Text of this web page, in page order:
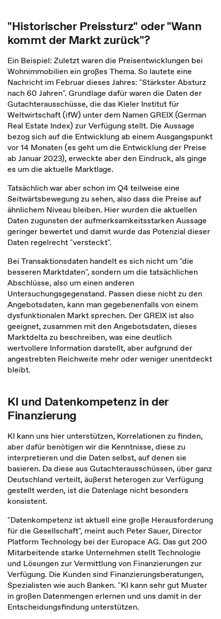
"Historischer Preissturz" oder "Wann
kommt der Markt zurück"?
Ein Beispiel: Zuletzt waren die Preisentwicklungen bei
Wohnimmobilien ein großes Thema. So lautete eine
Nachricht im Februar dieses Jahres: "Stärkster Absturz
nach 60 Jahren". Grundlage dafür waren die Daten der
Gutachterausschüsse, die das Kieler Institut für
Weltwirtschaft (ifW) unter dem Namen GREIX (German
Real Estate Index) zur Verfügung stellt. Die Aussage
bezog sich auf die Entwicklung ab einem Ausgangspunkt
vor 14 Monaten (es geht um die Entwicklung der Preise
ab Januar 2023), erweckte aber den Eindruck, als ginge
es um die aktuelle Marktlage.
Tatsächlich war aber schon im Q4 teilweise eine
Seitwärtsbewegung zu sehen, also dass die Preise auf
ähnlichem Niveau bleiben. Hier wurden die aktuellen
Daten zugunsten der aufmerksamkeitsstarken Aussage
geringer bewertet und damit wurde das Potenzial dieser
Daten regelrecht "versteckt".
Bei Transaktionsdaten handelt es sich nicht um "die
besseren Marktdaten", sondern um die tatsächlichen
Abschlüsse, also um einen anderen
Untersuchungsgegenstand. Passen diese nicht zu den
Angebotsdaten, kann man gegebenenfalls von einem
dysfunktionalen Markt sprechen. Der GREIX ist also
geeignet, zusammen mit den Angebotsdaten, dieses
Marktdelta zu beschreiben, was eine deutlich
wertvollere Information darstellt, aber aufgrund der
angestrebten Reichweite mehr oder weniger unentdeckt
bleibt.
KI und Datenkompetenz in der
Finanzierung
KI kann uns hier unterstützen, Korrelationen zu finden,
aber dafür benötigen wir die Kenntnisse, diese zu
interpretieren und die Daten selbst, auf denen sie
basieren. Da diese aus Gutachterausschüssen, über ganz
Deutschland verteilt, äußerst heterogen zur Verfügung
gestellt werden, ist die Datenlage nicht besonders
konsistent.
"Datenkompetenz ist aktuell eine große Herausforderung
für die Gesellschaft", meint auch Peter Sauer, Director
Platform Technology bei der Europace AG. Das gut 200
Mitarbeitende starke Unternehmen stellt Technologie
und Lösungen zur Vermittlung von Finanzierungen zur
Verfügung. Die Kunden sind Finanzierungsberatungen,
Spezialisten wie auch Banken. "KI kann sehr gut Muster
in großen Datenmengen erlernen und uns damit in der
Entscheidungsfindung unterstützen.